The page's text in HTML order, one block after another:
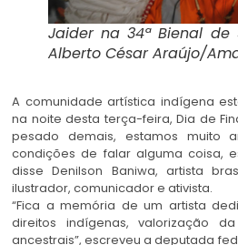
Jaider na 34ª Bienal de
Alberto César Araújo/
A comunidade artística indígena
na noite desta terça-feira, Dia de
pesado demais, estamos muito
condições de falar alguma coisa,
disse Denilson Baniwa, artista
ilustrador, comunicador e ativista.
“Fica a memória de um artista
direitos indígenas, valorização
ancestrais”, escreveu a deputada